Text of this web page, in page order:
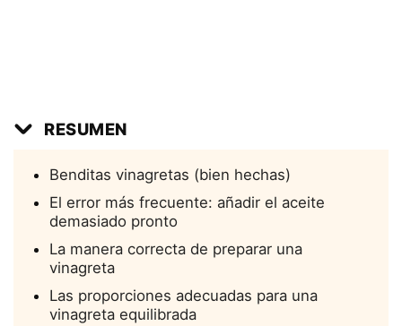
RESUMEN
Benditas vinagretas (bien hechas)
El error más frecuente: añadir el aceite
demasiado pronto
La manera correcta de preparar una
vinagreta
Las proporciones adecuadas para una
vinagreta equilibrada